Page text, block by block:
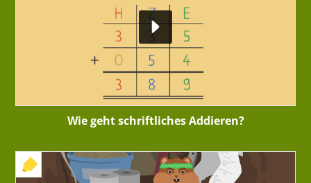
Wie geht schriftliches Addieren?
+ INTERAKTIVE ÜBUNG